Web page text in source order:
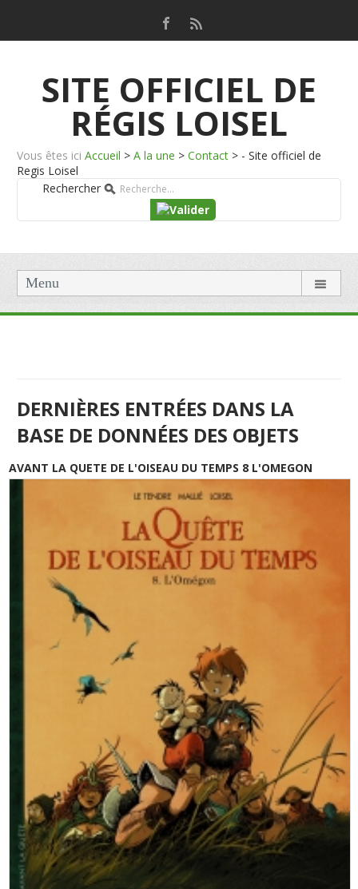
SITE OFFICIEL DE
RÉGIS LOISEL
Vous êtes ici Accueil > A la une > Contact > - Site officiel de
Regis Loisel
Rechercher
Menu
DERNIÈRES ENTRÉES DANS LA
BASE DE DONNÉES DES OBJETS
AVANT LA QUETE DE L'OISEAU DU TEMPS 8 L'OMEGON